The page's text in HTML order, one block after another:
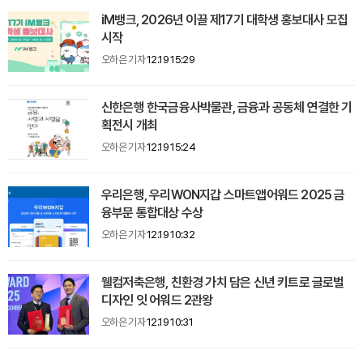
iM뱅크, 2026년 이끌 제17기 대학생 홍보대사 모집
시작
오하은 기자12.19 15:29
신한은행 한국금융사박물관, 금융과 공동체 연결한 기
획전시 개최
오하은 기자12.19 15:24
우리은행, 우리WON지갑 스마트앱어워드 2025 금
융부문 통합대상 수상
오하은 기자12.19 10:32
웰컴저축은행, 친환경 가치 담은 신년 키트로 글로벌
디자인 잇 어워드 2관왕
오하은 기자12.19 10:31